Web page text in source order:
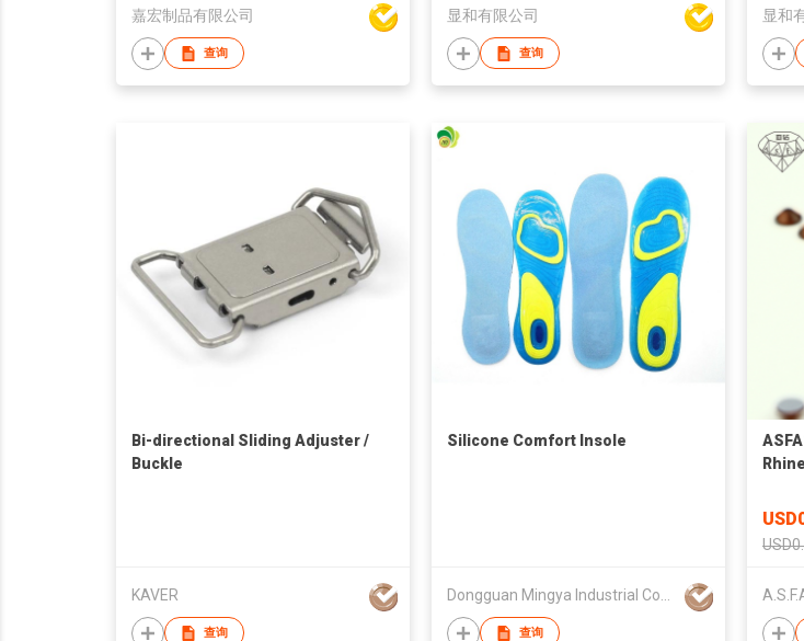
嘉宏制品有限公司
查询
显和有限公司
查询
显和
Bi-directional Sliding Adjuster /
Buckle
KAVER
查询
Silicone Comfort Insole
查询